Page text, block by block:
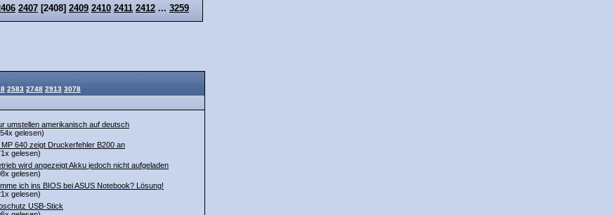
2407 [2408] 2409 2410 2411 2412 ... 3259
2583 2748 2913 3078
umstellen amerikanisch auf deutsch
gelesen)
640 zeigt Druckerfehler B200 an
gelesen)
wird angezeigt Akku jedoch nicht aufgeladen
gelesen)
ich ins BIOS bei ASUS Notebook? Lösung!
gelesen)
USB-Stick